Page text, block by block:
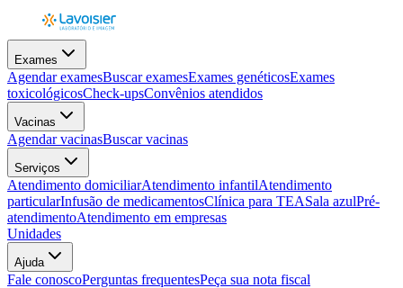
Exames
Agendar examesBuscar examesExames genéticosExames
toxicológicosCheck-upsConvênios atendidos
Vacinas
Agendar vacinasBuscar vacinas
Serviços
Atendimento domiciliarAtendimento infantilAtendimento
particularInfusão de medicamentosClínica para TEASala azulPré-
atendimentoAtendimento em empresas
Unidades
Ajuda
Fale conoscoPerguntas frequentesPeça sua nota fiscal